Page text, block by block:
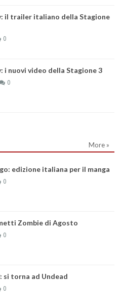
il trailer italiano della Stagione
0
i nuovi video della Stagione 3
0
More »
edizione italiana per il manga
0
Zombie di Agosto
0
si torna ad Undead
0